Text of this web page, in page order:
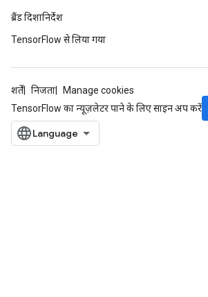
ब्रैंड दिशानिर्देश
TensorFlow से लिया गया
शर्तें निजता
Manage cookies
TensorFlow का न्यूज़लेटर पाने के लिए साइन अप करें